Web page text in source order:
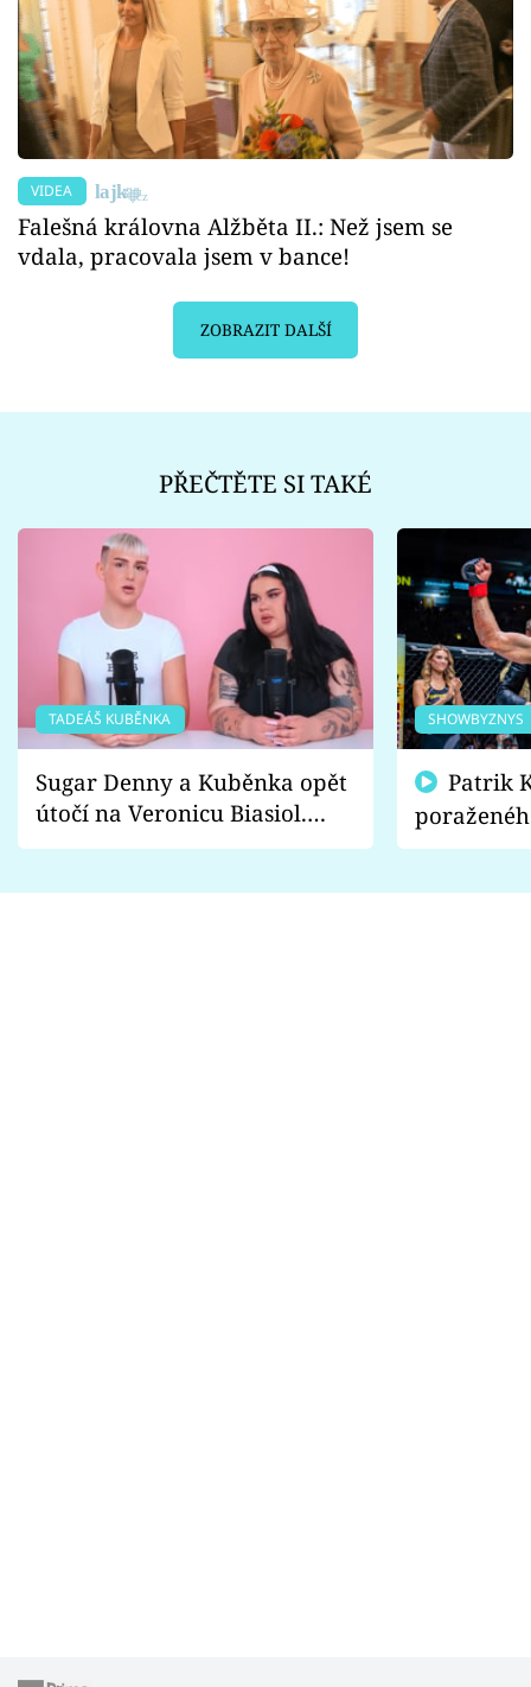
VIDEA
Falešná královna Alžběta II.: Než jsem se
vdala, pracovala jsem v bance!
ZOBRAZIT DALŠÍ
PŘEČTĚTE SI TAKÉ
TADEÁŠ KUBĚNKA
Sugar Denny a Kuběnka opět
útočí na Veronicu Biasiol.
Proč je podle nich falešná a
SHOWBYZNYS
fanoušci